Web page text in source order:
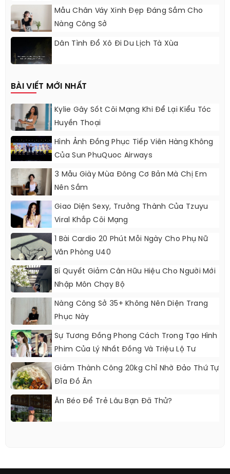
Mẫu Chân Váy Xinh Đẹp Đáng Sắm Cho
Nàng Công Sở
Dân Tình Đổ Xô Đi Du Lịch Tà Xùa
BÀI VIẾT MỚI NHẤT
Kylie Gây Sốt Cõi Mạng Khi Để Lại Kiểu Tóc
Huyền Thoại
Hình Ảnh Đồng Phục Tiếp Viên Hàng Không
Của Sun PhuQuoc Airways
3 Mẫu Giày Mùa Đông Cơ Bản Mà Chị Em
Nên Sắm
Giao Diện Sexy, Trưởng Thành Của Tzuyu
Viral Khắp Cõi Mạng
1 Bài Cardio 20 Phút Mỗi Ngày Cho Phụ Nữ
Văn Phòng U40
Bí Quyết Giảm Cân Hữu Hiệu Cho Người Mới
Nhập Môn Chạy Bộ
Nàng Công Sở 35+ Không Nên Diện Trang
Phục Này
Sự Tương Đồng Phong Cách Trong Tạo Hình
Phim Của Lý Nhất Đồng Và Triệu Lộ Tư
Giảm Thành Công 20kg Chỉ Nhờ Đảo Thứ Tự
Đĩa Đồ Ăn
Ăn Béo Để Trẻ Lâu Bạn Đã Thử?